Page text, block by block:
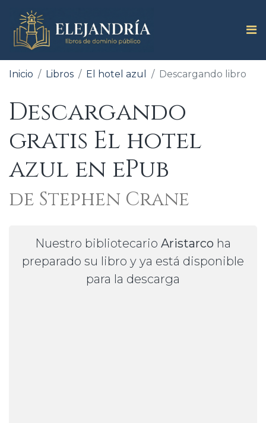
Inicio Libros El hotel azul Descargando libro
Descargando
gratis El hotel
azul en ePub
de Stephen Crane
Nuestro bibliotecario Aristarco ha
preparado su libro y ya está disponible
para la descarga